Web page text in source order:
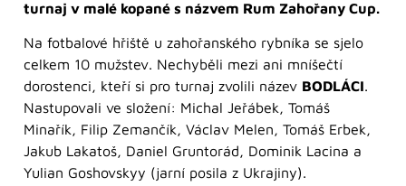
turnaj v malé kopané s názvem Rum Zahořany Cup.
Na fotbalové hřiště u zahořanského rybníka se sjelo
celkem 10 mužstev. Nechyběli mezi ani mníšečtí
dorostenci, kteří si pro turnaj zvolili název BODLÁCI.
Nastupovali ve složení: Michal Jeřábek, Tomáš
Minařík, Filip Zemančík, Václav Melen, Tomáš Erbek,
Jakub Lakatoš, Daniel Gruntorád, Dominik Lacina a
Yulian Goshovskyy (jarní posila z Ukrajiny).